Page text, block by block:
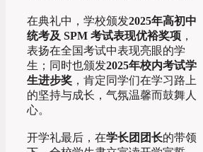
在典礼中，学校颁发2025年高初中
统考及 SPM 考试表现优裕奖项 ，
表扬在全国考试中表现亮眼的学
生；同时也颁发2025年校内考试学
生进步奖 ，肯定同学们在学习路上
的坚持与成长，气氛温馨而鼓舞人
心。
开学礼最后，在学长团团长的带领